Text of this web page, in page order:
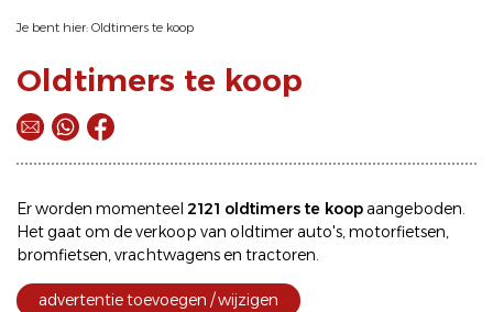
Je bent hier: Oldtimers te koop
Oldtimers te koop
Er worden momenteel 2121 oldtimers te koopaangeboden.
Het gaat om deverkoop van oldtimerauto's,motorfietsen,
bromfietsen,vrachtwagens en tractoren.
advertentie toevoegen / wijzigen